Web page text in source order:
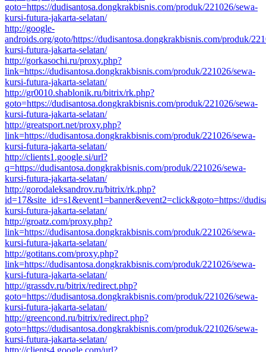
goto=https://dudisantosa.dongkrakbisnis.com/produk/221026/sewa-
kursi-futura-jakarta-selatan/
http://google-
androids.org/goto/https://dudisantosa.dongkrakbisnis.com/produk/
kursi-futura-jakarta-selatan/
http://gorkasochi.ru/proxy.php?
link=https://dudisantosa.dongkrakbisnis.com/produk/221026/sewa-
kursi-futura-jakarta-selatan/
http://gr0010.shablonik.ru/bitrix/rk.php?
goto=https://dudisantosa.dongkrakbisnis.com/produk/221026/sewa-
kursi-futura-jakarta-selatan/
http://greatsport.net/proxy.php?
link=https://dudisantosa.dongkrakbisnis.com/produk/221026/sewa-
kursi-futura-jakarta-selatan/
http://clients1.google.si/url?
q=https://dudisantosa.dongkrakbisnis.com/produk/221026/sewa-
kursi-futura-jakarta-selatan/
http://gorodaleksandrov.ru/bitrix/rk.php?
id=17&site_id=s1&event1=banner&event2=click&goto=https://
kursi-futura-jakarta-selatan/
http://groatz.com/proxy.php?
link=https://dudisantosa.dongkrakbisnis.com/produk/221026/sewa-
kursi-futura-jakarta-selatan/
http://gotitans.com/proxy.php?
link=https://dudisantosa.dongkrakbisnis.com/produk/221026/sewa-
kursi-futura-jakarta-selatan/
http://grassdv.ru/bitrix/redirect.php?
goto=https://dudisantosa.dongkrakbisnis.com/produk/221026/sewa-
kursi-futura-jakarta-selatan/
http://greencond.ru/bitrix/redirect.php?
goto=https://dudisantosa.dongkrakbisnis.com/produk/221026/sewa-
kursi-futura-jakarta-selatan/
http://clients4.google.com/url?